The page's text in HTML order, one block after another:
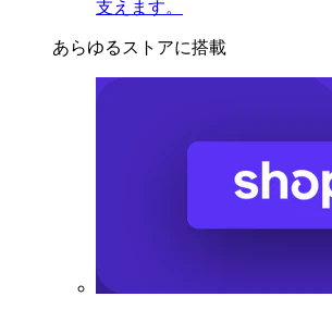
支えます。
あらゆるストアに搭載